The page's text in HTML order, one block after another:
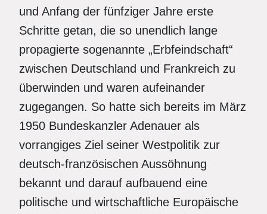
und Anfang der fünfziger Jahre erste
Schritte getan, die so unendlich lange
propagierte sogenannte „Erbfeindschaft“
zwischen Deutschland und Frankreich zu
überwinden und waren aufeinander
zugegangen. So hatte sich bereits im März
1950 Bundeskanzler Adenauer als
vorrangiges Ziel seiner Westpolitik zur
deutsch-französischen Aussöhnung
bekannt und darauf aufbauend eine
politische und wirtschaftliche Europäische